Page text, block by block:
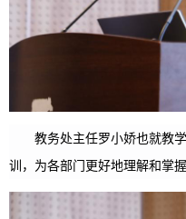
教务处主任罗小娇也就教
训，为各部门更好地理解和掌